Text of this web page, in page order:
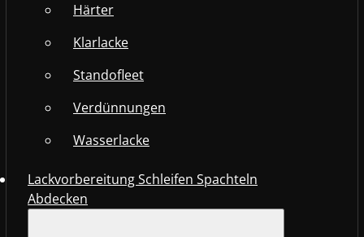
Härter
Klarlacke
Standofleet
Verdünnungen
Wasserlacke
Lackvorbereitung Schleifen Spachteln
Abdecken